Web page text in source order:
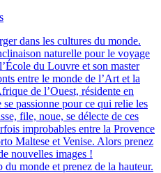
dans les cultures du monde.
naturelle pour le voyage
du Louvre et son master
entre le monde de l’Art et la
de l’Ouest, résidente en
passionne pour ce qui relie les
file, noue, se délecte de ces
improbables entre la Provence
Maltese et Venise. Alors prenez
nouvelles images !
monde et prenez de la hauteur.